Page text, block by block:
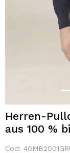
Herren-
aus 100 %
Cod: